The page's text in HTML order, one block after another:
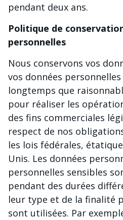
pendant deux ans.
Politique de
personnelles
Nous conservons vos
vos données
longtemps que
pour réaliser les
des fins commerciales
respect de nos
les lois fédérales,
Unis. Les données
personnelles sensibles
pendant des durées
leur type et de la finalité
sont utilisées. Par